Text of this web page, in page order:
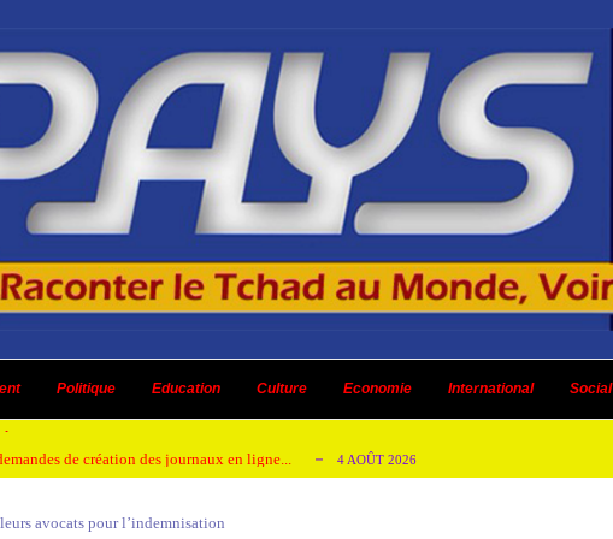
Politique Education Culture Economie International Social
AOÛT 2026
honorer son ancien leader 2 AOÛT 2026
de création des journaux en ligne... 4 AOÛT 2026
un dividende ni une quelconque plus-...
avocats pour l’indemnisation